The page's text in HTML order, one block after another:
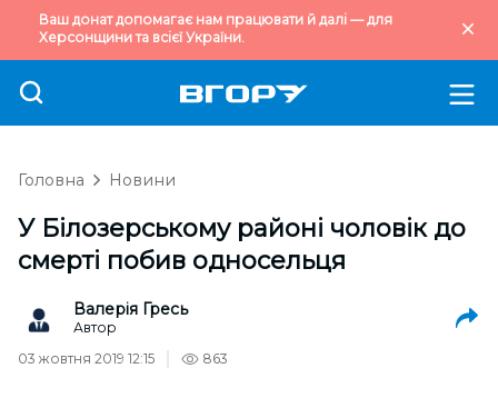
Ваш донат допомагає нам працювати й далі — для
Херсонщини та всієї України.
Головна Новини
У Білозерському районі чоловік до
смерті побив односельця
Валерія Гресь
Автор
03 жовтня 2019 12:15
863